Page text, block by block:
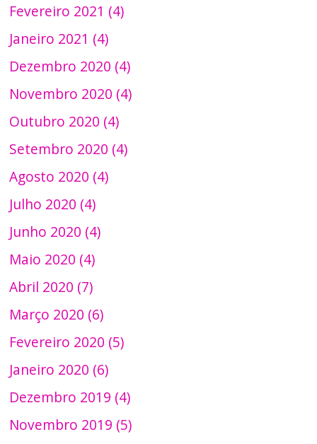
Fevereiro 2021 (4)
Janeiro 2021 (4)
Dezembro 2020 (4)
Novembro 2020 (4)
Outubro 2020 (4)
Setembro 2020 (4)
Agosto 2020 (4)
Julho 2020 (4)
Junho 2020 (4)
Maio 2020 (4)
Abril 2020 (7)
Março 2020 (6)
Fevereiro 2020 (5)
Janeiro 2020 (6)
Dezembro 2019 (4)
Novembro 2019 (5)